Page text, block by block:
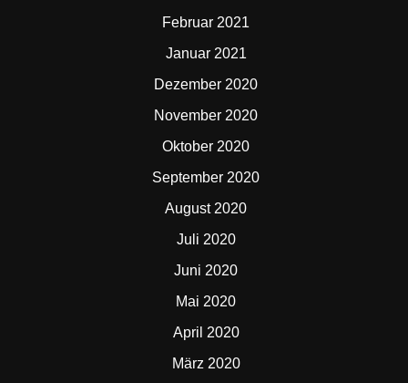
Februar 2021
Januar 2021
Dezember 2020
November 2020
Oktober 2020
September 2020
August 2020
Juli 2020
Juni 2020
Mai 2020
April 2020
März 2020